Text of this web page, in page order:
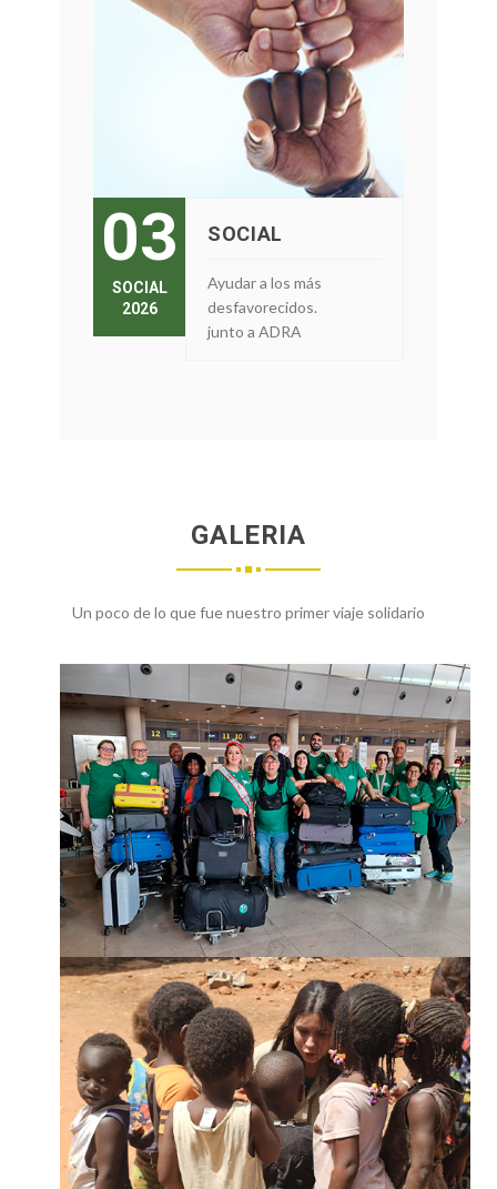
03
SOCIAL
2026
SOCIAL
Ayudar a los más
desfavorecidos.
junto a ADRA
GALERIA
Un poco de lo que fue nuestro primer viaje solidario
¡SUMATE!
¡SUMATE!